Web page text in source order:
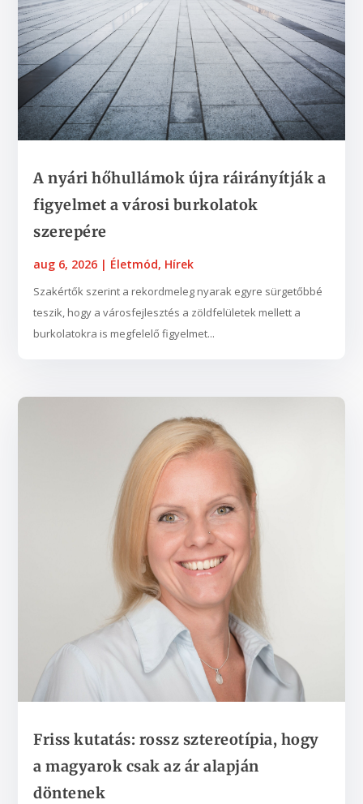
A nyári hőhullámok újra ráirányítják a
figyelmet a városi burkolatok
szerepére
aug 6, 2026 | Életmód, Hírek
Szakértők szerint a rekordmeleg nyarak egyre sürgetőbbé
teszik, hogy a városfejlesztés a zöldfelületek mellett a
burkolatokra is megfelelő figyelmet...
Friss kutatás: rossz sztereotípia, hogy
a magyarok csak az ár alapján
döntenek